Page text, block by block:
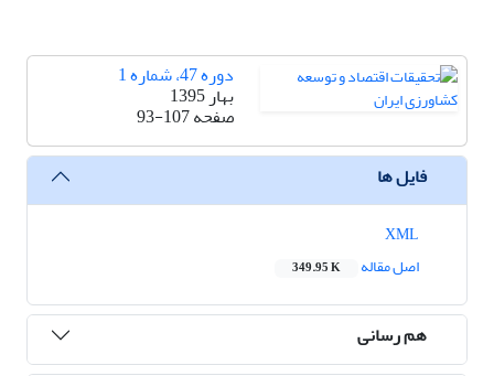
دوره 47، شماره 1
بهار 1395
صفحه93-107
فایل ها
اصل مقاله
349.95 K
هم رسانی